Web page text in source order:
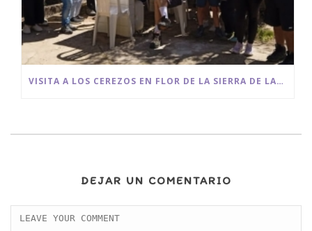
VISITA A LOS CEREZOS EN FLOR DE LA SIERRA DE LAS NIEVES
DEJAR UN COMENTARIO